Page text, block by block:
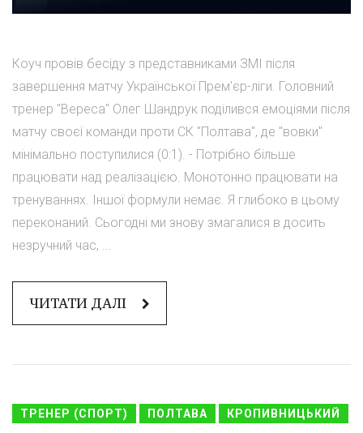
Коуч провів бесіду з представниками ЗМІ після
завершення матчу Української Прем'єр-ліги. Головний
тренер "Вереса" Олег Шандрук поділився емоціями після
матчу своєї команди проти СК "Полтава", де "вовки"
мінімально поступилися (0:1). - Потрібно більше
працювати над реалізацією. Монотонно працювати на
тренуваннях. Іншої формули немає. Я глибоко в цьому
переконаний. Сьогодні ми знову змагалися в досить
незручний час, ...
ЧИТАТИ ДАЛІ
ТРЕНЕР (СПОРТ) ПОЛТАВА КРОПИВНИЦЬКИЙ